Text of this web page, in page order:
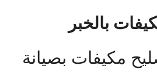
بالخبر
مكيفات بصيانة